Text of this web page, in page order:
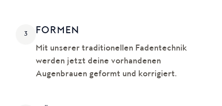
3 FORMEN
Mit unserer traditionellen Fadentechnik
werden jetzt deine vorhandenen
Augenbrauen geformt und korrigiert.